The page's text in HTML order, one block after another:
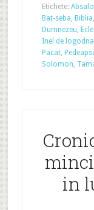
Etichete:
Bat-seba, Biblia,
Dumnezeu,
Inel de logodna
Pacat,
Solomon,
in